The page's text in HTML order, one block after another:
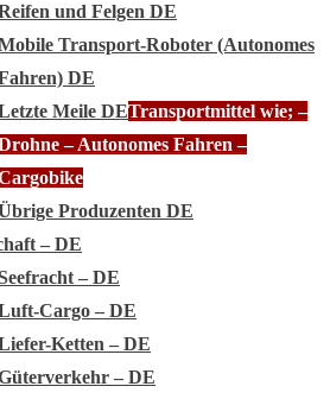
und Felgen DE
Transport-Roboter (Autonomes
DE
Meile DETransportmittel wie; –
– Autonomes Fahren –
Produzenten DE
– DE
– DE
Cargo – DE
Ketten – DE
– DE